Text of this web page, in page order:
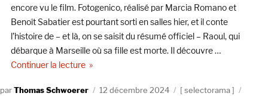
encore vu le film. Fotogenico, réalisé par Marcia Romano et
Benoît Sabatier est pourtant sorti en salles hier, et il conte
l’histoire de – et là, on se saisit du résumé officiel – Raoul, qui
débarque à Marseille où sa fille est morte. Il découvre …
Continuer la lecturede « Selectorama spécial B.O. : Froid Dub »
AuteurThomas Schwoerer
Publié
12 décembre 2024 Catégories
selectorama